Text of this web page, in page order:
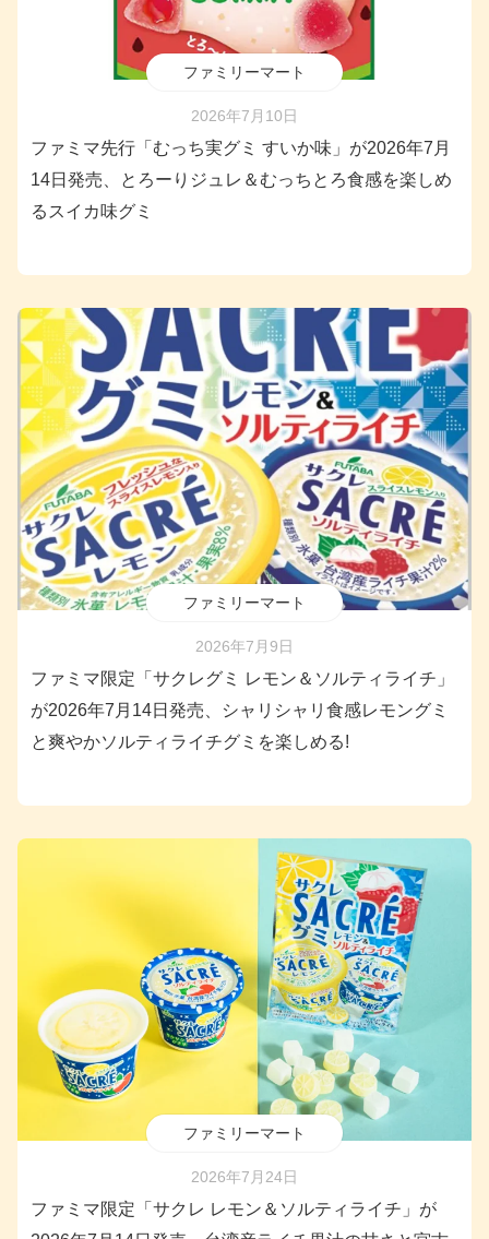
ファミリーマート
2026年7月10日
ファミマ先行「むっち実グミ すいか味」が2026年7月
14日発売、とろーりジュレ＆むっちとろ食感を楽しめ
るスイカ味グミ
ファミリーマート
2026年7月9日
ファミマ限定「サクレグミ レモン＆ソルティライチ」
が2026年7月14日発売、シャリシャリ食感レモングミ
と爽やかソルティライチグミを楽しめる!
ファミリーマート
2026年7月24日
ファミマ限定「サクレ レモン＆ソルティライチ」が